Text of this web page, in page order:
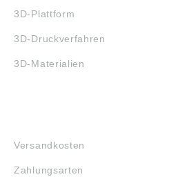
3D-Plattform
3D-Druckverfahren
3D-Materialien
Versandkosten
Zahlungsarten